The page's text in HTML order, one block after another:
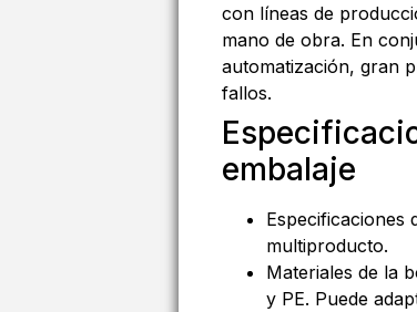
con líneas de
mano de obra. En
automatización, gran
fallos.
embalaje
Especificaciones
multiproducto.
Materiales de la
y PE. Puede